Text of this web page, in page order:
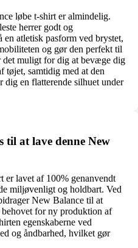
løbe t-shirt er almindelig.
herrer godt og
atletisk pasform ved brystet,
og gør den perfekt til
muligt for dig at bevæge dig
tøjet, samtidig med at den
en flatterende silhuet under
til at lave denne New
er lavet af 100% genanvendt
miljøvenligt og holdbart. Ved
New Balance til at
for ny produktion af
egenskaberne ved
og åndbarhed, hvilket gør